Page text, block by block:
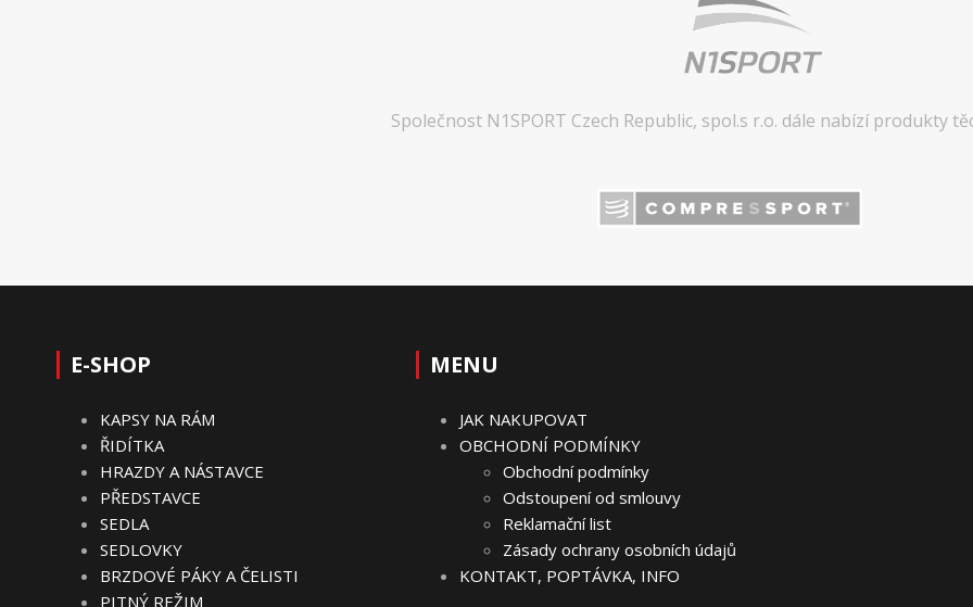
Společnost N1SPORT Czech Republic, spol.s r.o. dále nabízí produkty
E-SHOP
KAPSY NA RÁM
ŘIDÍTKA
HRAZDY A NÁSTAVCE
PŘEDSTAVCE
SEDLA
SEDLOVKY
BRZDOVÉ PÁKY A ČELISTI
PITNÝ REŽIM
MENU
JAK NAKUPOVAT
OBCHODNÍ PODMÍNKY
Obchodní podmínky
Odstoupení od smlouvy
Reklamační list
Zásady ochrany osobních údajů
KONTAKT, POPTÁVKA, INFO